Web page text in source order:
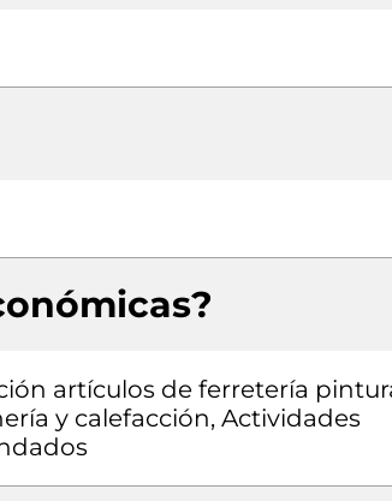
artículos de ferretería
y calefacción, Actividades